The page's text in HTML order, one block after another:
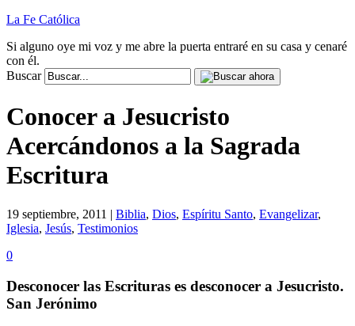
La Fe Católica
Si alguno oye mi voz y me abre la puerta entraré en su casa y cenaré
con él.
Buscar
Conocer a Jesucristo
Acercándonos a la Sagrada
Escritura
19 septiembre, 2011 | Biblia, Dios, Espíritu Santo, Evangelizar,
Iglesia, Jesús, Testimonios
0
Desconocer las Escrituras es desconocer a Jesucristo.
San Jerónimo